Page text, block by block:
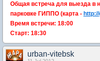
Общая встреча для выезда в
парковке ГИППО (карта -
Время встречи: 18:00
Старт: 18:30
urban-vitebsk